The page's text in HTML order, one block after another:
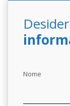
Nome